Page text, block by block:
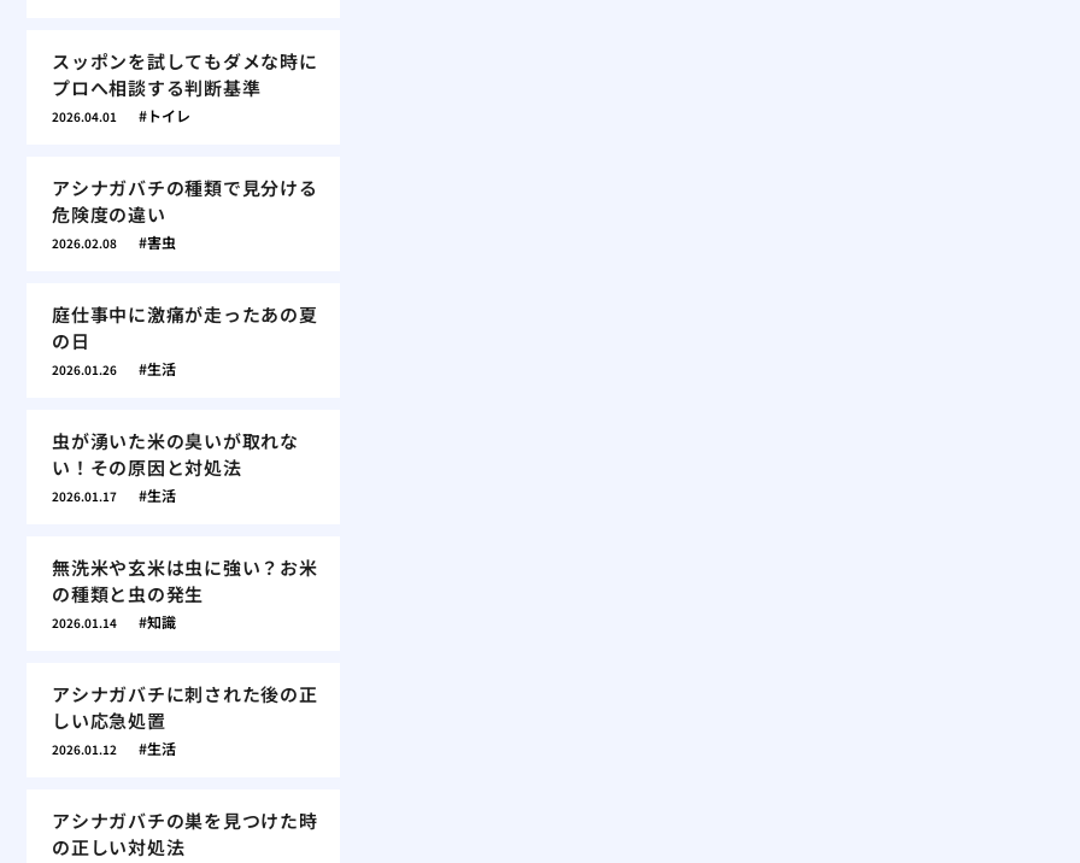
スッポンを試してもダメな時に
プロへ相談する判断基準
2026.04.01 トイレ
アシナガバチの種類で見分ける
危険度の違い
2026.02.08 害虫
庭仕事中に激痛が走ったあの夏
の日
2026.01.26 生活
虫が湧いた米の臭いが取れな
い！その原因と対処法
2026.01.17 生活
無洗米や玄米は虫に強い？お米
の種類と虫の発生
2026.01.14 知識
アシナガバチに刺された後の正
しい応急処置
2026.01.12 生活
アシナガバチの巣を見つけた時
の正しい対処法